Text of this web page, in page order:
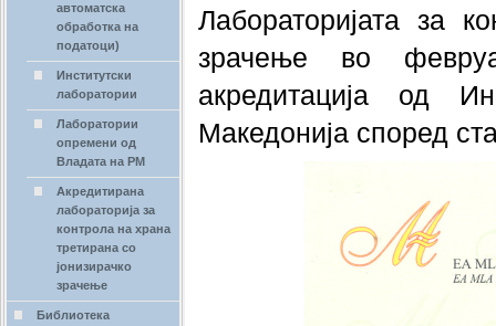
Лабораторијата за
зрачење во
акредитација од
Македонија според
автоматска
обработка на
податоци)
Институтски
лаборатории
Лаборатории
опремени од
Владата на РМ
Акредитирана
лабораторија за
контрола на храна
третирана со
јонизирачко
зрачење
Библиотека